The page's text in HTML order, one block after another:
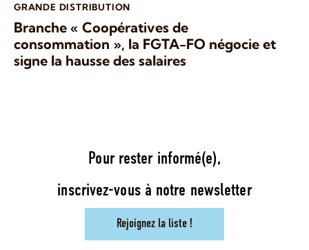
GRANDE DISTRIBUTION
Branche « Coopératives de
consommation », la FGTA-FO négocie et
signe la hausse des salaires
Pour rester informé(e),
inscrivez-vous à notre newsletter
Rejoignez la liste !